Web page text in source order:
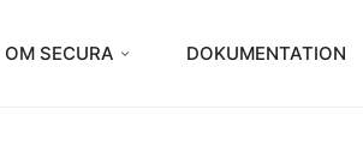
OM SECURA DOKUMENTATION